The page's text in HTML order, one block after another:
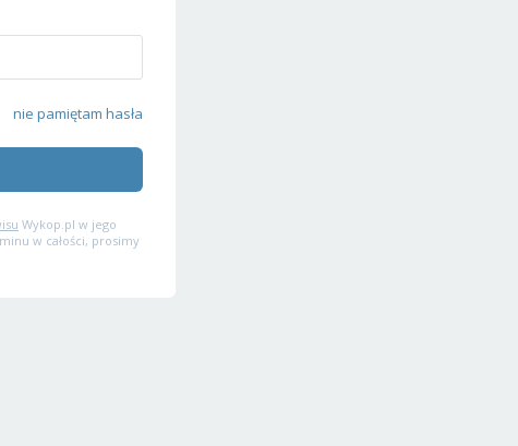
nie pamiętam hasła
Wykop.pl w jego
w całości, prosimy